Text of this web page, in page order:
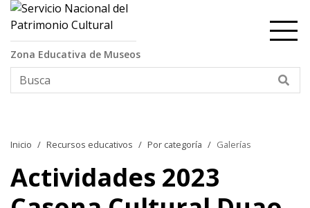
Contenido principal
Zona Educativa de Museos
Inicio Recursos educativos Por categoría Galerías
Actividades 2023